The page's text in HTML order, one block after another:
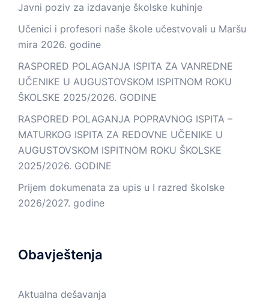
Javni poziv za izdavanje školske kuhinje
Učenici i profesori naše škole učestvovali u Maršu
mira 2026. godine
RASPORED POLAGANJA ISPITA ZA VANREDNE
UČENIKE U AUGUSTOVSKOM ISPITNOM ROKU
ŠKOLSKE 2025/2026. GODINE
RASPORED POLAGANJA POPRAVNOG ISPITA –
MATURKOG ISPITA ZA REDOVNE UČENIKE U
AUGUSTOVSKOM ISPITNOM ROKU ŠKOLSKE
2025/2026. GODINE
Prijem dokumenata za upis u I razred školske
2026/2027. godine
Obavještenja
Aktualna dešavanja